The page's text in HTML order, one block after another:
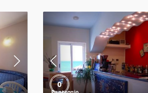
0
Marea
Sorrento